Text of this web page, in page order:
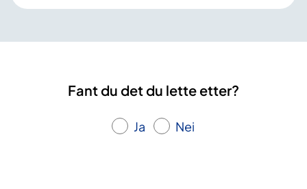
Fant du det du lette etter?
Ja Nei